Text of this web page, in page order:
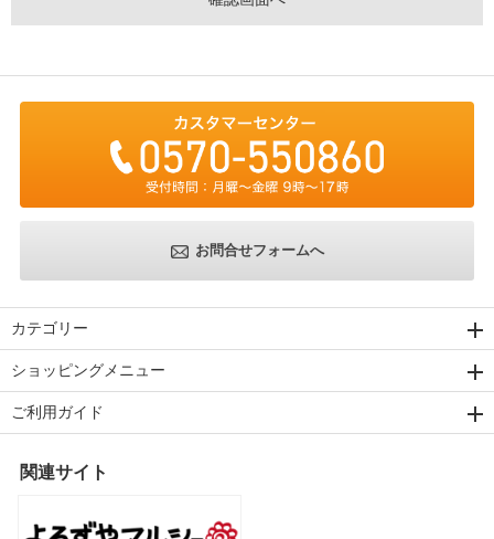
お問合せフォームへ
カテゴリー
ショッピングメニュー
ご利用ガイド
関連サイト